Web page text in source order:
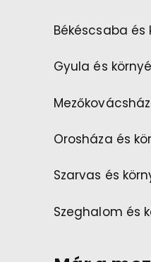
Békéscsaba és
Gyula és
Orosháza és
Szarvas és
Szeghalom és